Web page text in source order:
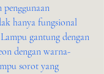
hanya fungsional
gantung dengan
dengan warna-
sorot yang